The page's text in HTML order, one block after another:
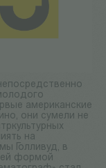
американские
они сумели не
на
Голливуд, в
формой